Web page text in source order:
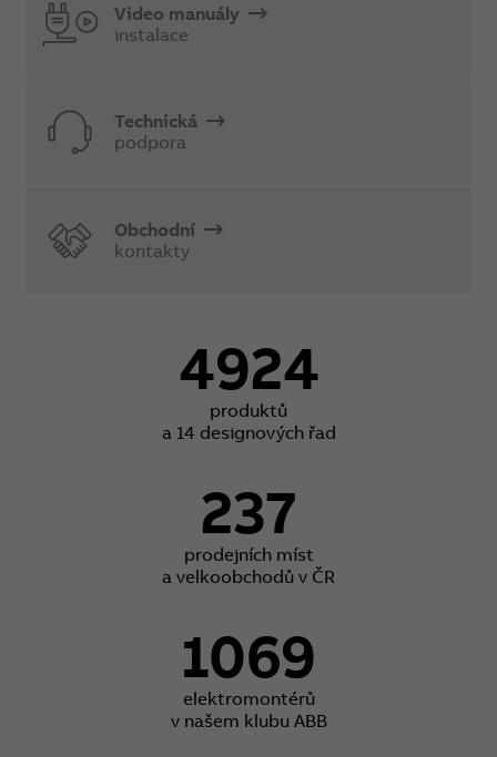
Video manuály
instalace
Technická
podpora
Obchodní
kontakty
4924
produktů
a 14 designových řad
237
prodejních míst
a velkoobchodů v ČR
1069
elektromontérů
v našem klubu ABB